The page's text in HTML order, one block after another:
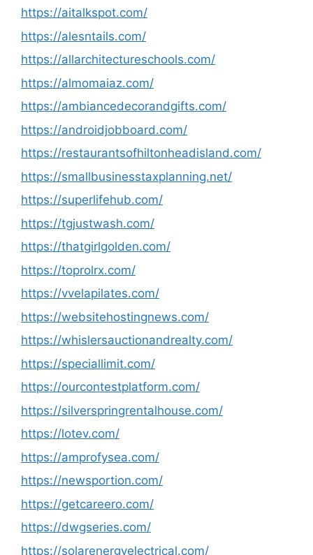
https://aitalkspot.com/
https://alesntails.com/
https://allarchitectureschools.com/
https://almomaiaz.com/
https://ambiancedecorandgifts.com/
https://androidjobboard.com/
https://restaurantsofhiltonheadisland.com/
https://smallbusinesstaxplanning.net/
https://superlifehub.com/
https://tgjustwash.com/
https://thatgirlgolden.com/
https://toprolrx.com/
https://vvelapilates.com/
https://websitehostingnews.com/
https://whislersauctionandrealty.com/
https://speciallimit.com/
https://ourcontestplatform.com/
https://silverspringrentalhouse.com/
https://lotev.com/
https://amprofysea.com/
https://newsportion.com/
https://getcareero.com/
https://dwgseries.com/
https://solarenergyelectrical.com/